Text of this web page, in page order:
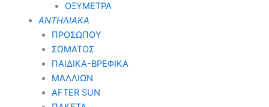
ΟΞΥΜΕΤΡΑ
ΑΝΤΗΛΙΑΚΑ
ΠΡΟΣΩΠΟΥ
ΣΩΜΑΤΟΣ
ΠΑΙΔΙΚΑ-ΒΡΕΦΙΚΑ
ΜΑΛΛΙΩΝ
AFTER SUN